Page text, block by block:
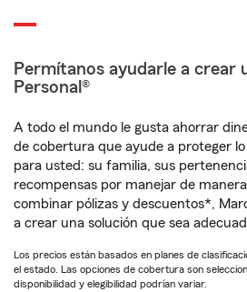
Permítanos ayudarle a crear
Personal®
A todo el mundo le gusta ahorrar
de cobertura que ayude a proteger
para usted: su familia, sus
recompensas por manejar de
combinar pólizas y descuentos*,
a crear una solución que sea
Los precios están basados en planes de
el estado. Las opciones de cobertura son
disponibilidad y elegibilidad podrían variar.